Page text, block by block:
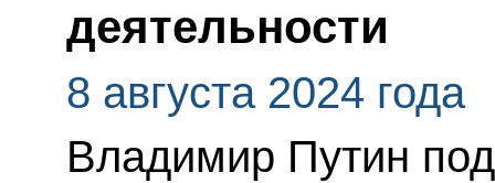
деятельности
8 августа 2024 года
Владимир Путин